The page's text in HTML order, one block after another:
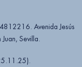
Avenida Jesús
Sevilla.